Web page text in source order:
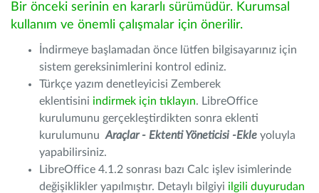
Bir önceki serinin en kararlı sürümüdür. Kurumsal
kullanım ve önemli çalışmalar için önerilir.
İndirmeye başlamadan önce lütfen bilgisayarınız için
sistem gereksinimlerini kontrol ediniz.
Türkçe yazım denetleyicisi Zemberek
eklentisini indirmek için tıklayın. LibreOffice
kurulumunu gerçekleştirdikten sonra eklenti
kurulumunu Araçlar - Ektenti Yöneticisi -Ekle yoluyla
yapabilirsiniz.
LibreOffice 4.1.2 sonrası bazı Calc işlev isimlerinde
değişiklikler yapılmıştır. Detaylı bilgiyi ilgili duyurudan